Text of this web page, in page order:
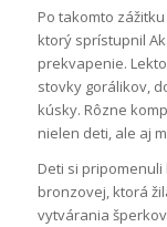
Po takomto
ktorý sprístupnil
prekvapenie.
stovky gorálikov,
kúsky. Rôzne
nielen deti, ale aj
Deti si
bronzovej, ktorá
vytvárania